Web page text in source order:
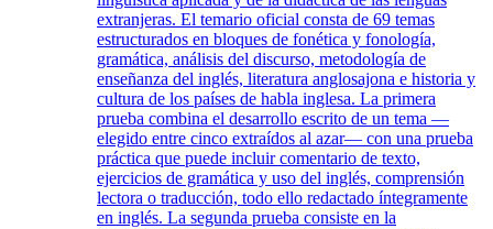
extranjeras. El temario oficial consta de 69 temas
estructurados en bloques de fonética y fonología,
gramática, análisis del discurso, metodología de
enseñanza del inglés, literatura anglosajona e historia y
cultura de los países de habla inglesa. La primera
prueba combina el desarrollo escrito de un tema —
elegido entre cinco extraídos al azar— con una prueba
práctica que puede incluir comentario de texto,
ejercicios de gramática y uso del inglés, comprensión
lectora o traducción, todo ello redactado íntegramente
en inglés. La segunda prueba consiste en la